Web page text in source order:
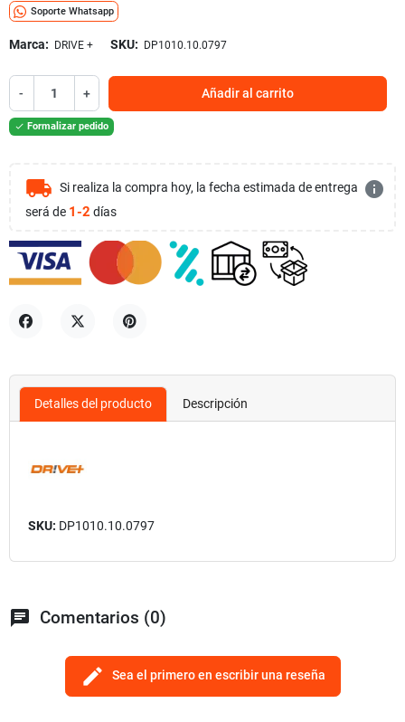
Soporte Whatsapp
Marca: DRIVE + SKU: DP1010.10.0797
- + Añadir al carrito
 Formalizar pedido
local_shipping Si realiza la compra hoy, la fecha estimada de entrega
será de 1-2 días
info
Detalles del producto Descripción
SKU: DP1010.10.0797
chat Comentarios (0)
edit Sea el primero en escribir una reseña